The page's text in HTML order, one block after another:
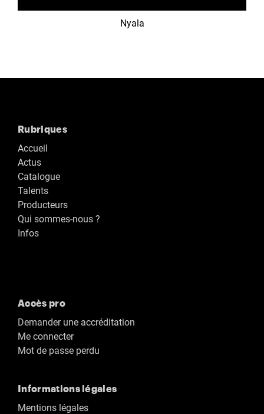
Nyala
Rubriques
Accueil
Actus
Catalogue
Talents
Producteurs
Qui sommes-nous ?
Infos
Accès pro
Demander une accréditation
Me connecter
Mot de passe perdu
Informations légales
Mentions légales